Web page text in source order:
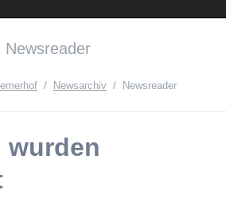
Newsreader
Newsarchiv Newsreader
wurden